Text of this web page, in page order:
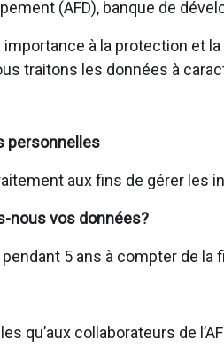
(AFD), banque de
à la protection et
traitons les données à
personnelles
aux fins de gérer
nous vos données?
5 ans à compter de la
qu’aux collaborateurs de